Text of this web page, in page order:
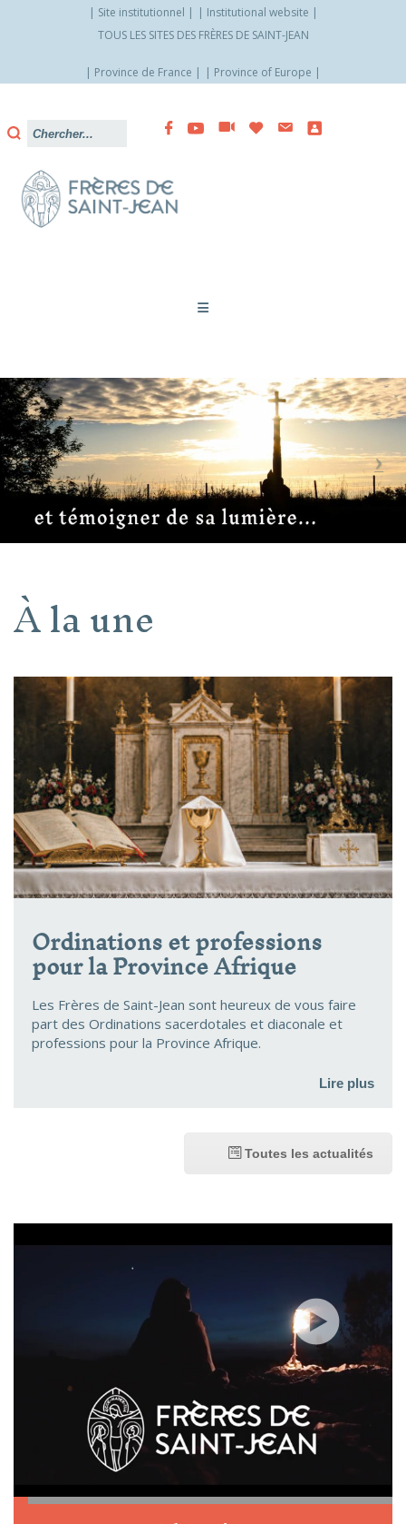
Site institutionnel
Institutional website
TOUS LES SITES DES FRÈRES DE SAINT-JEAN
Province de France
Province of Europe
le
À la une
Ordinations et professions
pour la Province Afrique
Les Frères de Saint-Jean sont heureux de vous faire
part des Ordinations sacerdotales et diaconale et
professions pour la Province Afrique.
Lire plus
Toutes les actualités